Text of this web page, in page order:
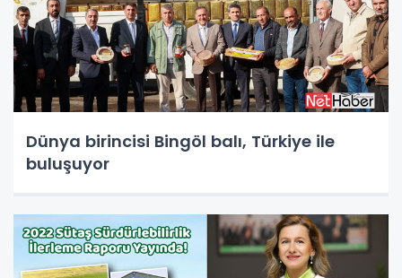
Dünya birincisi Bingöl balı, Türkiye ile
buluşuyor